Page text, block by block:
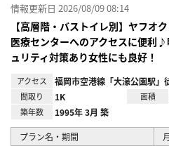
情報更新日 2026/08/09 08:14
【高層階・バストイレ別】ヤフオ
医療センターへのアクセスに便利
ュリティ対策あり女性にも良好！
アクセス 福岡市空港線「大濠公園駅」
間取り 1K 面積
築年数 1995年 3月 築
プラン名・期間